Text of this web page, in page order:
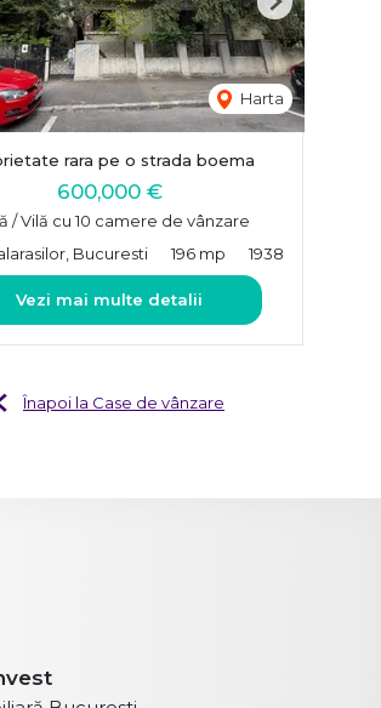
Harta
Next
rara pe o strada boema
600,000 €
/ Vilă cu 10 camere de vânzare
Bucuresti
196 mp 1938
Vezi mai multe detalii
Înapoi la Case de vânzare